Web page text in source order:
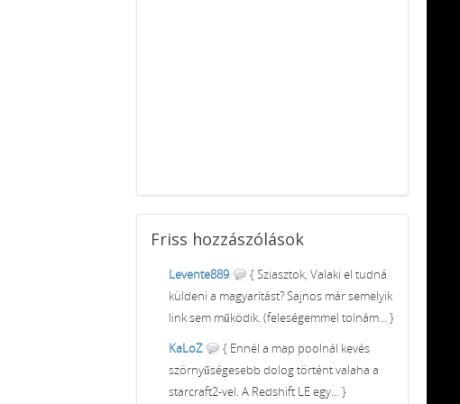
Friss hozzászólások
Levente889
{ Sziasztok, Valaki el tudná
küldeni a magyarítást? Sajnos már semelyik
link sem működik. (feleségemmel tolnám... }
KaLoZ
{ Ennél a map poolnál kevés
szörnyűségesebb dolog történt valaha a
starcraft2-vel. A Redshift LE egy... }